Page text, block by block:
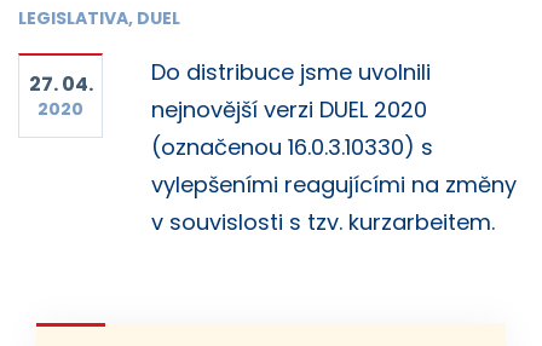
LEGISLATIVA, DUEL
27. 04.
2020
Do distribuce jsme uvolnili
nejnovější verzi DUEL 2020
(označenou 16.0.3.10330) s
vylepšeními reagujícími na změny
v souvislosti s tzv. kurzarbeitem.